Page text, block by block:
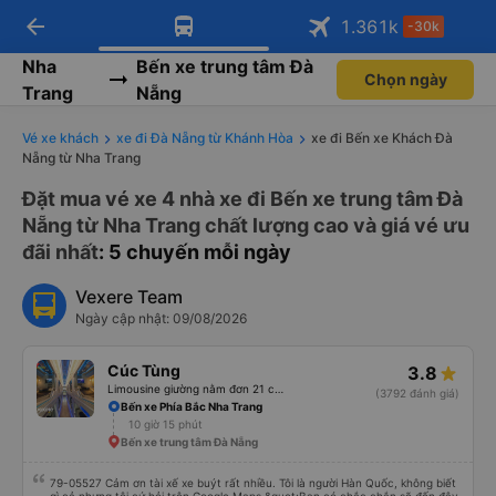
Tải app Vexere ngay!
Nhận ưu đãi thành viên độc
quyền
Mở app
Tải app Vexere
-30k/ghế khi đặt vé máy bay qua
app
Mở app
arrow_back 1.361 k -30k
Nha
Trang
Bến xe trung tâm Đà
Nẵng
Chọn ngày
Vé xe khách xe đi Đà Nẵng từ Khánh Hòa
xe đi Bến xe Khách Đà
Nẵng từ Nha Trang
Đặt mua vé xe 4 nhà xe đi Bến xe trung tâm Đà
Nẵng từ Nha Trang chất lượng cao và giá vé ưu
đãi nhất: 5 chuyến mỗi ngày
Vexere Team
Ngày cập nhật: 09/08/2026
Cúc Tùng 3.8
(3792 đánh giá)
Bến xe Phía Bắc Nha Trang
10 giờ 15 phút
Bến xe trung tâm Đà Nẵng
79-05527 Cảm ơn tài xế xe buýt rất nhiều. Tôi là người Hàn Quốc, không biết